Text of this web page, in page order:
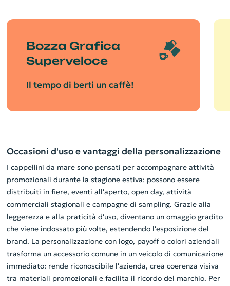
Bozza Grafica
Superveloce
Il tempo di berti un caffè!
Occasioni d'uso e vantaggi della personalizzazione
I cappellini da mare sono pensati per accompagnare attività
promozionali durante la stagione estiva: possono essere
distribuiti in fiere, eventi all'aperto, open day, attività
commerciali stagionali e campagne di sampling. Grazie alla
leggerezza e alla praticità d'uso, diventano un omaggio gradito
che viene indossato più volte, estendendo l'esposizione del
brand. La personalizzazione con logo, payoff o colori aziendali
trasforma un accessorio comune in un veicolo di comunicazione
immediato: rende riconoscibile l'azienda, crea coerenza visiva
tra materiali promozionali e facilita il ricordo del marchio. Per